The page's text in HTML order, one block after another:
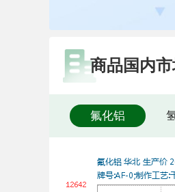
商品国内
氟化铝